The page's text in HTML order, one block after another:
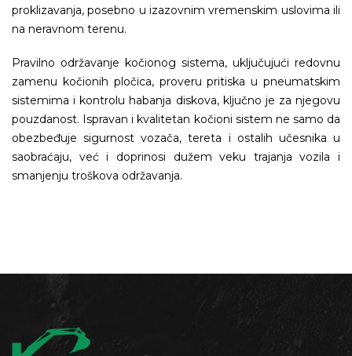
proklizavanja, posebno u izazovnim vremenskim uslovima ili
na neravnom terenu.
Pravilno održavanje kočionog sistema, uključujući redovnu
zamenu kočionih pločica, proveru pritiska u pneumatskim
sistemima i kontrolu habanja diskova, ključno je za njegovu
pouzdanost. Ispravan i kvalitetan kočioni sistem ne samo da
obezbeđuje sigurnost vozača, tereta i ostalih učesnika u
saobraćaju, već i doprinosi dužem veku trajanja vozila i
smanjenju troškova održavanja.